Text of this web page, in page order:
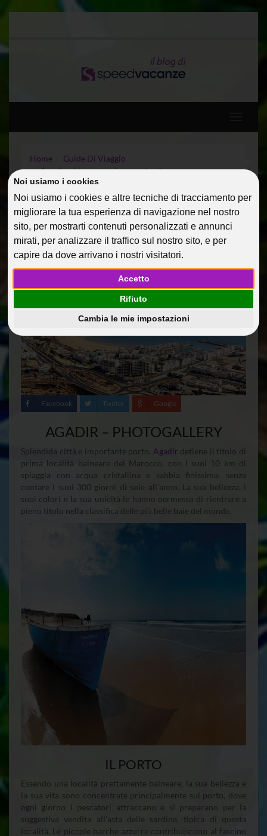
Noi usiamo i cookies
Noi usiamo i cookies e altre tecniche di tracciamento per
migliorare la tua esperienza di navigazione nel nostro
sito, per mostrarti contenuti personalizzati e annunci
mirati, per analizzare il traffico sul nostro sito, e per
capire da dove arrivano i nostri visitatori.
Accetto
Rifiuto
Cambia le mie impostazioni
Home
Guide Di Viaggio
Agadir – Un sogno che prende vita
AGADIR – UN SOGNO CHE
PRENDE VITA
23 Mar 2014 Guide Di Viaggio PialauraM
Facebook Twitter Google
AGADIR – PHOTOGALLERY
Splendida città e importante porto, Agadir detiene il titolo di
prima località balneare del Marocco, con i suoi 10 km di
spiaggia con acqua cristallina e sabbia finissima, senza
contare i suoi 300 giorni di sole all’anno. La sua bellezza, i
suoi colori e la sua unicità le hanno permesso di rientrare a
pieno titolo nella classifica delle più belle baie del mondo.
IL PORTO
Essendo una località prettamente balneare, la sua bellezza e
la sua vita sono concentrate principalmente sul porto, dove
ogni giorno i pescatori attraccano e si preparano per la
suggestiva vendita all’asta delle sardine, tipica di questa
località. Le piccole barche azzurre contribuiscono al fascino